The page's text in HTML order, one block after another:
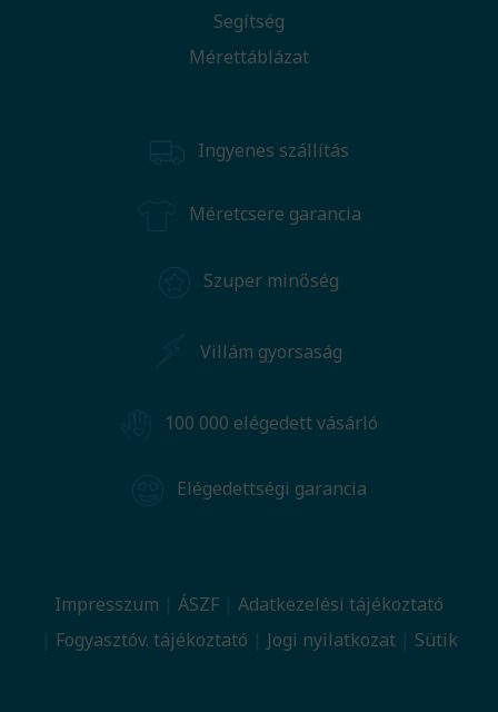
Segítség
Mérettáblázat
Ingyenes szállítás
Méretcsere garancia
Szuper minőség
Villám gyorsaság
100 000 elégedett vásárló
Elégedettségi garancia
Impresszum ÁSZF
Adatkezelési tájékoztató
Fogyasztóv. tájékoztató
Jogi nyilatkozat Sütik